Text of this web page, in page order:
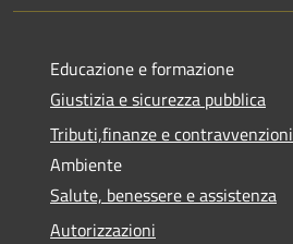
Educazione e formazione
Giustizia e sicurezza pubblica
Tributi,finanze e contravvenzioni
Ambiente
Salute, benessere e assistenza
Autorizzazioni